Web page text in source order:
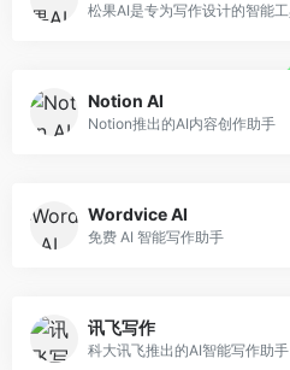
Notion AI
Notion推出的AI内容创作助手
Wordvice AI
免费 AI 智能写作助手
讯飞写作
科大讯飞推出的AI智能写作助手